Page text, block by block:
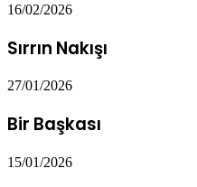
16/02/2026
Sırrın Nakışı
27/01/2026
Bir Başkası
15/01/2026